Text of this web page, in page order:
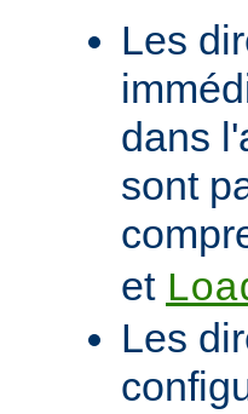
Les
dans
sont
et
Les